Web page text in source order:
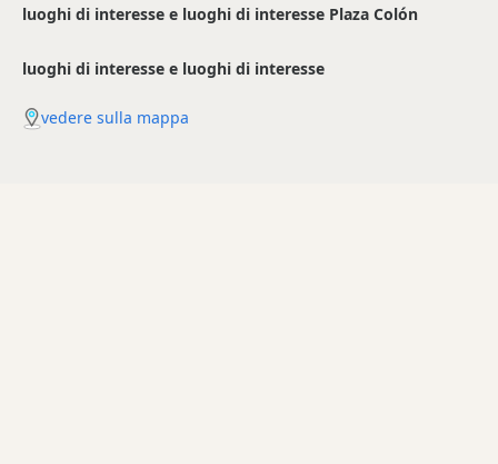
luoghi di interesse e luoghi di interesse Plaza Colón
luoghi di interesse e luoghi di interesse
vedere sulla mappa